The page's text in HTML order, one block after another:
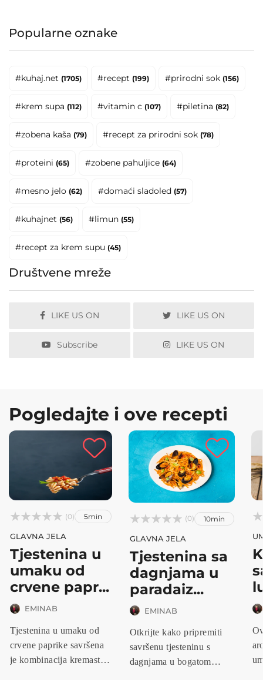
Popularne oznake
#kuhaj.net (1705) #recept (199) #prirodni sok (156)
#krem supa (112) #vitamin c (107) #piletina (82)
#zobena kaša (79) #recept za prirodni sok (78)
#proteini (65) #zobene pahuljice (64)
#mesno jelo (62) #domaći sladoled (57)
#kuhajnet (56) #limun (55)
#recept za krem supu (45)
Društvene mreže
LIKE US ON LIKE US ON
Subscribe LIKE US ON
Pogledajte i ove recepti


 (0) 5min
GLAVNA JELA
Tjestenina u
umaku od
crvene papr...
EMINAB
Tjestenina u umaku od
crvene paprike savršena
je kombinacija kremaste


 (0) 10min
GLAVNA JELA
Tjestenina sa
dagnjama u
paradaiz...
EMINAB
Otkrijte kako pripremiti
savršenu tjesteninu s
dagnjama u bogatom